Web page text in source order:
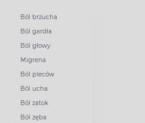
Ból brzucha
Ból gardła
Ból głowy
Migrena
Ból pleców
Ból ucha
Ból zatok
Ból zęba